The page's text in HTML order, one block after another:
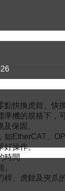
快換虎鉗、快
準機的規格下，
保固。
EtherCAT、
好操作。
時間
、虎鉗及夾爪